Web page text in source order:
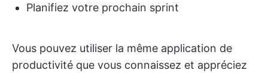
Planifiez votre prochain sprint
Vous pouvez utiliser la même application de
productivité que vous connaissez et appréciez